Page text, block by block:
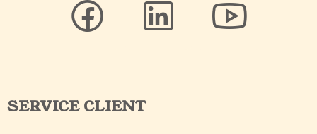
SERVICE CLIENT